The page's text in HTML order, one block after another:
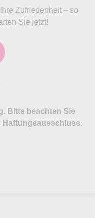
Zufriedenheit – so
Sie jetzt!